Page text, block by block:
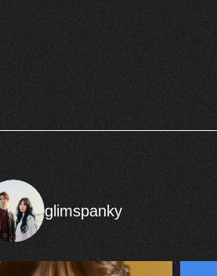
glimspanky